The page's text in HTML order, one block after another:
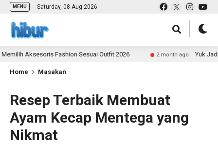
MENU Saturday, 08 Aug 2026
Aksesoris Fashion Sesuai Outfit 2026 2 month ago Yuk Jadi
Home Masakan
Resep Terbaik Membuat
Ayam Kecap Mentega yang
Nikmat